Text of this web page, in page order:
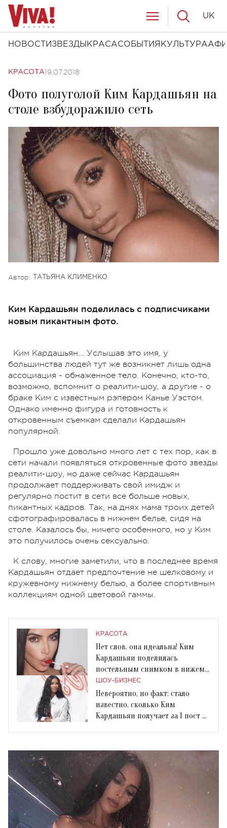
НОВОСТИ ЗВЕЗДЫ КРАСАСОБЫТИЯ КУЛЬТУРА
UK
КРАСОТА19.07.2018
Фото полуголой Ким Кардашьян на
столе взбудоражило сеть
Автор: ТАТЬЯНА КЛИМЕНКО
Ким Кардашьян поделилась с подписчиками
новым пикантным фото.
Ким Кардашьян... Услышав это имя, у
большинства людей тут же возникнет лишь одна
ассоциация - обнаженное тело. Конечно, кто-то,
возможно, вспомнит о реалити-шоу, а другие - о
браке Ким с известным рэпером Канье Уэстом.
Однако именно фигура и готовность к
откровенным съемкам сделали Кардашьян
популярной.
Прошло уже довольно много лет с тех пор, как в
сети начали появляться откровенные фото звезды
реалити-шоу, но даже сейчас Кардашьян
продолжает поддерживать свой имидж и
регулярно постит в сети все больше новых,
пикантных кадров. Так, на днях мама троих детей
сфотографировалась в нижнем белье, сидя на
столе. Казалось бы, ничего особенного, но у Ким
это получилось очень сексуально.
К слову, многие заметили, что в последнее время
Кардашьян отдает предпочтение не шелковому и
кружевному нижнему белью, а более спортивным
коллекциям одной цветовой гаммы.
КРАСОТА
Нет слов, она идеальна! Ким
Кардашьян поделилась
постельным снимком в нижем
белье
ШОУ-БИЗНЕС
Невероятно, но факт: стало
известно, сколько Ким
Кардашьян получает за 1 пост в